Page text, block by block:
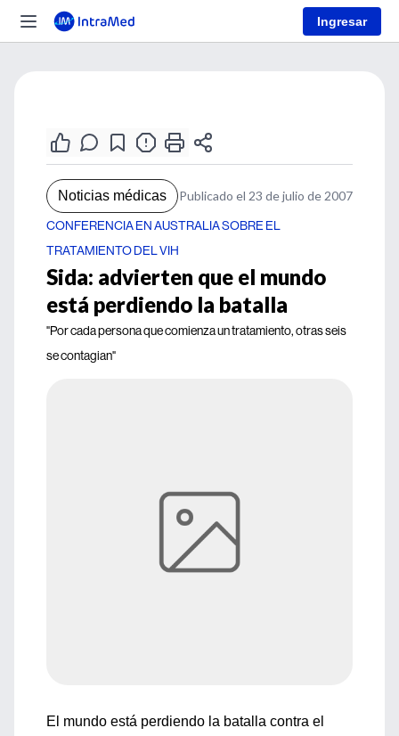
Ingresar
Noticias médicas Publicado el 23 de julio de 2007
CONFERENCIA EN AUSTRALIA SOBRE EL
TRATAMIENTO DEL VIH
Sida: advierten que el mundo
está perdiendo la batalla
"Por cada persona que comienza un tratamiento, otras seis
se contagian"
El mundo está perdiendo la batalla contra el